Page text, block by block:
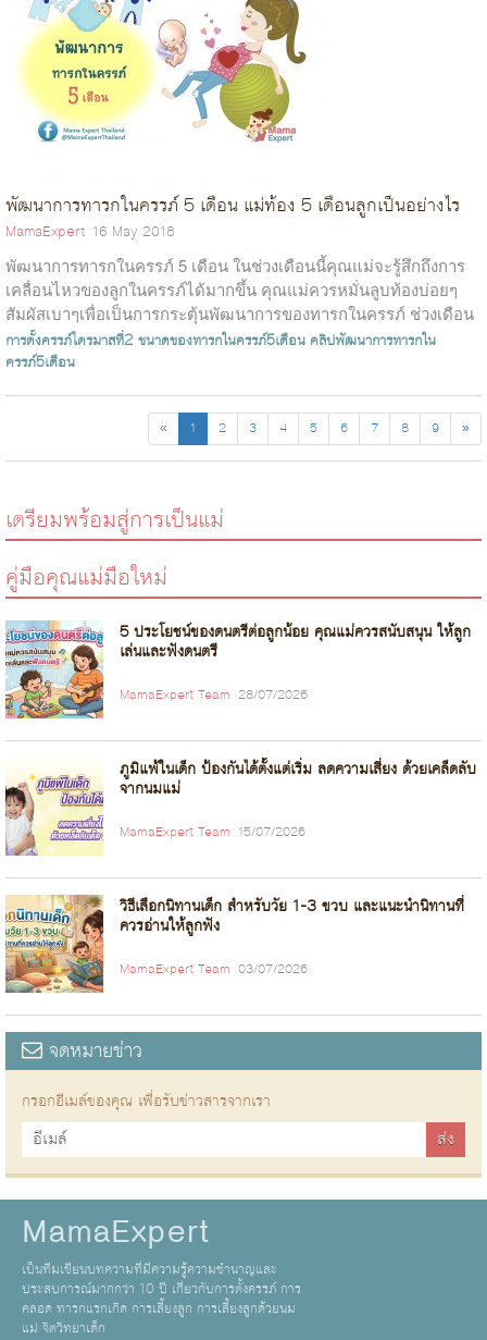
พัฒนาการทารกในครรภ์ 5 เดือน แม่ท้อง 5 เดือนลูกเป็นอย่างไร
MamaExpert 16 May 2018
พัฒนาการทารกในครรภ์ 5 เดือน ในช่วงเดือนนี้คุณแม่จะรู้สึกถึงการ
เคลื่อนไหวของลูกในครรภ์ได้มากขึ้น คุณแม่ควรหมั่นลูบท้องบ่อยๆ
สัมผัสเบาๆเพื่อเป็นการกระตุ้นพัฒนาการของทารกในครรภ์ ช่วงเดือน
ที่ 5 ทา...
การตั้งครรภ์ไตรมาสที่2ขนาดของทารกในครรภ์5เดือน คลิปพัฒนาการทารกใน
ครรภ์5เดือน
« 1 2 3 4 5 6 7 8 9 »
เตรียมพร้อมสู่การเป็นแม่
คู่มือคุณแม่มือใหม่
5 ประโยชน์ของดนตรีต่อลูกน้อย คุณแม่ควรสนับสนุน ให้ลูก
เล่นและฟังดนตรี
MamaExpert Team 28/07/2026
ภูมิแพ้ในเด็ก ป้องกันได้ตั้งแต่เริ่ม ลดความเสี่ยง ด้วยเคล็ดลับ
จากนมแม่
MamaExpert Team 15/07/2026
วิธีเลือกนิทานเด็ก สำหรับวัย 1-3 ขวบ และแนะนำนิทานที่
ควรอ่านให้ลูกฟัง
MamaExpert Team 03/07/2026
จดหมายข่าว
กรอกอีเมล์ของคุณ เพื่อรับข่าวสารจากเรา
MamaExpert
เป็นทีมเขียนบทความที่มีความรู้ความชำนาญและ
ประสบการณ์มากกว่า 10 ปี เกี่ยวกับการตั้งครรภ์ การ
คลอด ทารกแรกเกิด การเลี้ยงลูก การเลี้ยงลูกด้วยนม
แม่ จิตวิทยาเด็ก